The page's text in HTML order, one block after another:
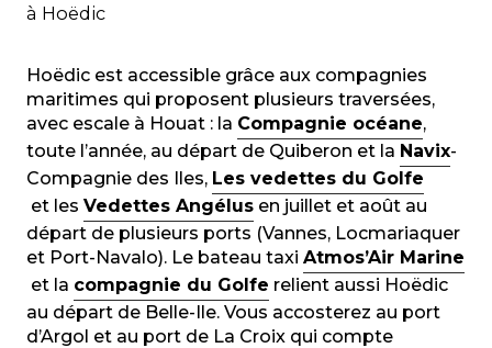
à Hoëdic
Hoëdic est accessible grâce aux compagnies
maritimes qui proposent plusieurs traversées,
avec escale à Houat : la Compagnie océane,
toute l’année, au départ de Quiberon et la Navix-
Compagnie des Iles, Les vedettes du Golfe
et les Vedettes Angélus en juillet et août au
départ de plusieurs ports (Vannes, Locmariaquer
et Port-Navalo). Le bateau taxi Atmos’Air Marine
et la compagnie du Golfe relient aussi Hoëdic
au départ de Belle-Ile. Vous accosterez au port
d’Argol et au port de La Croix qui compte